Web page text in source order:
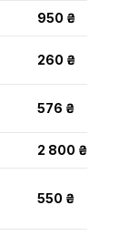
950 ₴
260 ₴
576 ₴
2 800 ₴
550 ₴